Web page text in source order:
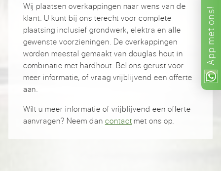
App
met
ons!
Wij plaatsen overkappingen naar wens van de
klant. U kunt bij ons terecht voor complete
plaatsing inclusief grondwerk, elektra en alle
gewenste voorzieningen. De overkappingen
worden meestal gemaakt van douglas hout in
combinatie met hardhout. Bel ons gerust voor
meer informatie, of vraag vrijblijvend een offerte
aan.
Wilt u meer informatie of vrijblijvend een offerte
aanvragen? Neem dan contactmet ons op.